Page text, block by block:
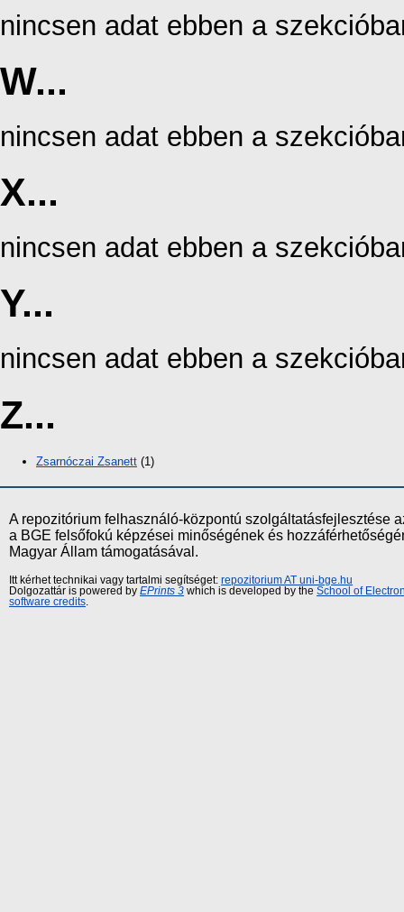
nincsen adat ebben a
W...
nincsen adat ebben a
X...
nincsen adat ebben a
Y...
nincsen adat ebben a
Z...
Zsarnóczai Zsanett (1)
A repozitórium felhasználó-központú szolgáltatásfejlesztése
a BGE felsőfokú képzései minőségének és
Magyar Állam támogatásával.
Itt kérhet technikai vagy tartalmi segítséget: repozitorium AT uni-bge.hu
Dolgozattár is powered by EPrints 3 which is developed by the School of
software credits